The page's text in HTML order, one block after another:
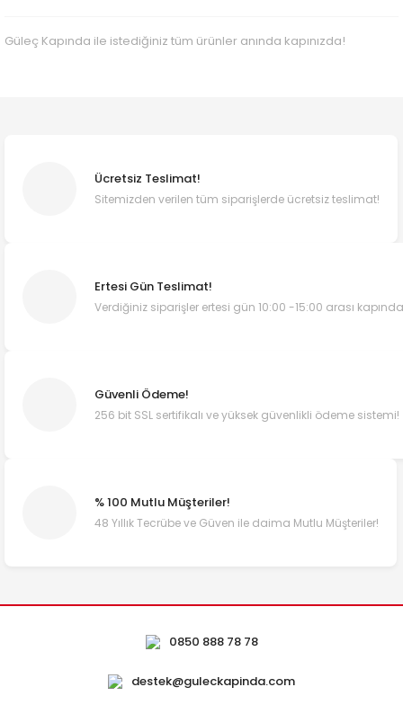
Güleç Kapında ile istediğiniz tüm ürünler anında kapınızda!
Ücretsiz Teslimat!
Sitemizden verilen tüm siparişlerde ücretsiz teslimat!
Ertesi Gün Teslimat!
Verdiğiniz siparişler ertesi gün 10:00 -15:00 arası
Güvenli Ödeme!
256 bit SSL sertifikalı ve yüksek güvenlikli ödeme sistemi!
% 100 Mutlu Müşteriler!
48 Yıllık Tecrübe ve Güven ile daima Mutlu Müşteriler!
0850 888 78 78
destek@guleckapinda.com